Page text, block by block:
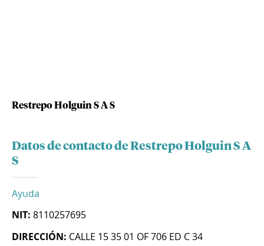
Restrepo Holguin S A S
Datos de contacto de Restrepo Holguin S A
S
Ayuda
NIT: 8110257695
DIRECCIÓN: CALLE 15 35 01 OF 706 ED C 34